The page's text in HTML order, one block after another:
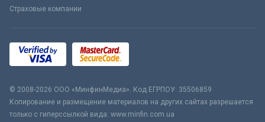
Страховые компании
© 2008-2026 ООО «МинфинМедиа». Код ЕГРПОУ: 35506859
Копирование и размещение материалов на других сайтах разрешается
только с гиперссылкой вида: www.minfin.com.ua